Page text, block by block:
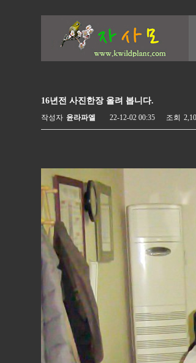
16년전 사진한장 올려 봅니다.
작성자 윤라파엘 22-12-02 00:35 조회